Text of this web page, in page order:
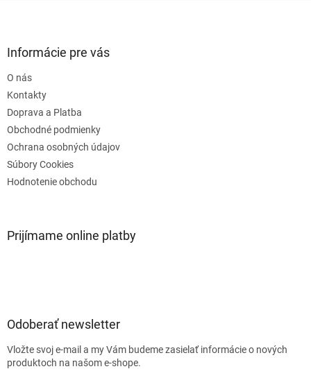
Informácie pre vás
O nás
Kontakty
Doprava a Platba
Obchodné podmienky
Ochrana osobných údajov
Súbory Cookies
Hodnotenie obchodu
Prijímame online platby
Odoberať newsletter
Vložte svoj e-mail a my Vám budeme zasielať informácie o nových
produktoch na našom e-shope.